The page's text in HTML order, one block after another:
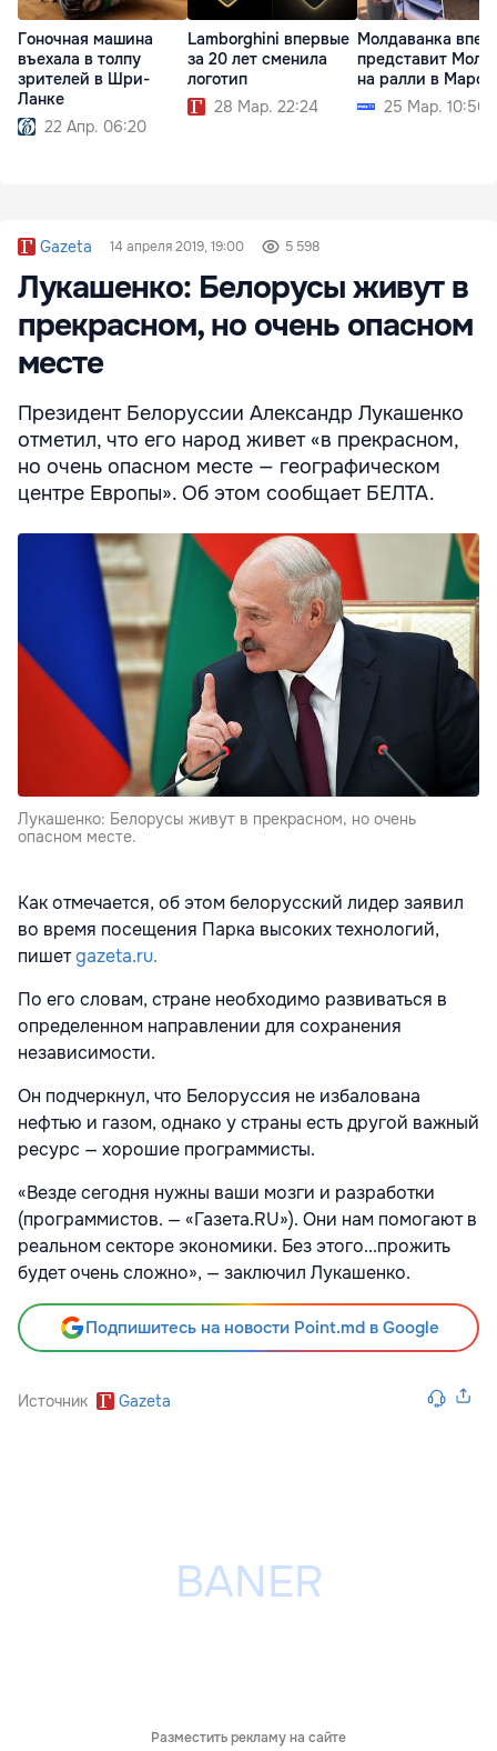
Гоночная машина
въехала в толпу
зрителей в Шри-
Ланке
22 Апр. 06:20
Lamborghini впервые
за 20 лет сменила
логотип
28 Мар. 22:24
Молдаванка
представит
на ралли в
25 Мар. 10:50
Gazeta 14 апреля 2019, 19:00 5 598
Лукашенко: Белорусы живут в
прекрасном, но очень опасном
месте
Президент Белоруссии Александр Лукашенко
отметил, что его народ живет «в прекрасном,
но очень опасном месте — географическом
центре Европы». Об этом сообщает БЕЛТА.
Лукашенко: Белорусы живут в прекрасном, но очень
опасном месте.
Как отмечается, об этом белорусский лидер заявил
во время посещения Парка высоких технологий,
пишетgazeta.ru.
По его словам, стране необходимо развиваться в
определенном направлении для сохранения
независимости.
Он подчеркнул, что Белоруссия не избалована
нефтью и газом, однако у страны есть другой важный
ресурс — хорошие программисты.
«Везде сегодня нужны ваши мозги и разработки
(программистов. — «Газета.RU»). Они нам помогают в
реальном секторе экономики. Без этого...прожить
будет очень сложно», — заключил Лукашенко.
Подпишитесь на новости Point.md в Google
Источник Gazeta
Разместить рекламу на сайте